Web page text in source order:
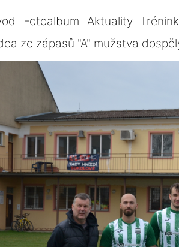
Fotoalbum Aktuality
ze zápasů "A" mužstva